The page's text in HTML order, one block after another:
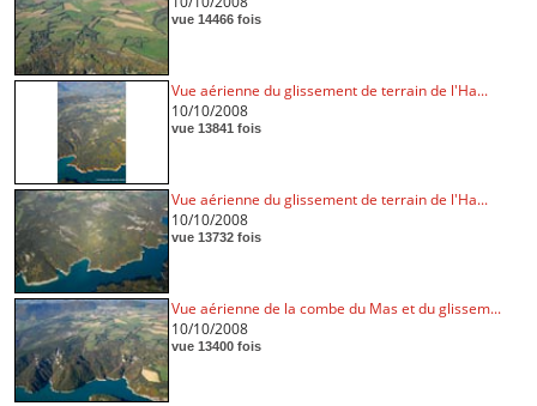
vue 14466 fois
Vue aérienne du glissement de terrain de l'Ha...
10/10/2008
vue 13841 fois
Vue aérienne du glissement de terrain de l'Ha...
10/10/2008
vue 13732 fois
Vue aérienne de la combe du Mas et du glissem...
10/10/2008
vue 13400 fois